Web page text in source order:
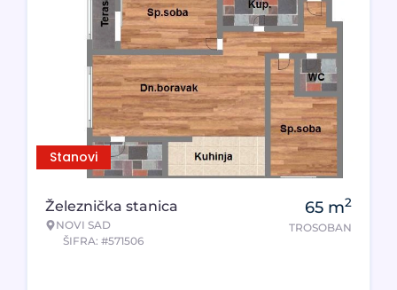
Stanovi
Železnička stanica
NOVI SAD
ŠIFRA: #571506
65 m2
TROSOBAN